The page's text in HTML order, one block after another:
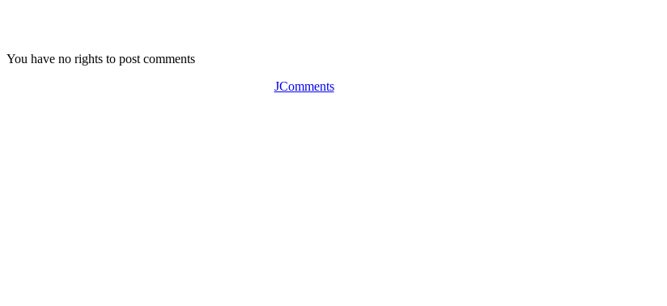
You have no rights to post comments
JComments